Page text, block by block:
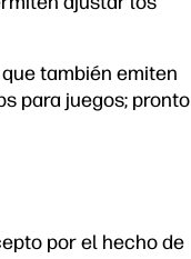
también emiten
para juegos; pronto
por el hecho de